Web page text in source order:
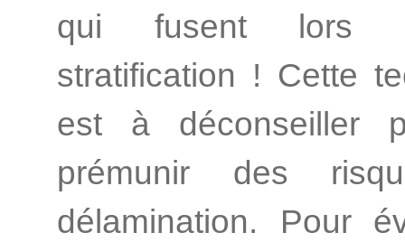
qui fusent lors
stratification ! Cette
est à déconseiller
prémunir des
délamination. Pour